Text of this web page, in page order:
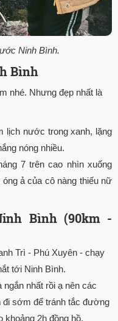
Ninh Bình.
Bình
nhé. Nhưng đẹp nhất là
lịch nước trong xanh, lặng
nóng nhiều.
7 trên cao nhìn xuống
ả của cô nàng thiếu nữ
Bình (90km -
Trì - Phú Xuyên - chạy
tới Ninh Bình.
nhất rồi ạ nên các
đi sớm để tránh tắc đường
khoảng 2h đồng hồ.